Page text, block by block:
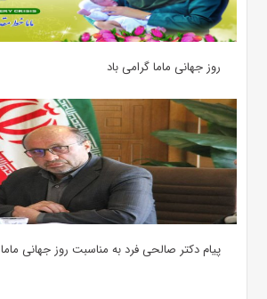
روز جهانی ماما گرامی باد
پیام دکتر صالحی فرد به مناسبت روز جهانی ماما